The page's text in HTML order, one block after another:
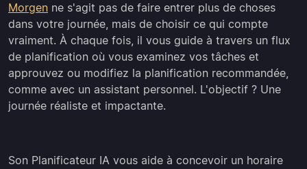
Morgen ne s'agit pas de faire entrer plus de choses
dans votre journée, mais de choisir ce qui compte
vraiment. À chaque fois, il vous guide à travers un flux
de planification où vous examinez vos tâches et
approuvez ou modifiez la planification recommandée,
comme avec un assistant personnel. L'objectif ? Une
journée réaliste et impactante.
Son Planificateur IA vous aide à concevoir un horaire